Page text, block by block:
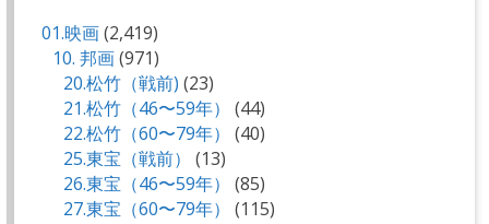
01.映画(2,419)
10. 邦画(971)
20.松竹（戦前) (23)
21.松竹（46〜59年）
(44)
22.松竹（60〜79年）
(40)
25.東宝（戦前）
(13)
26.東宝（46〜59年）
(85)
27.東宝（60〜79年）
(115)